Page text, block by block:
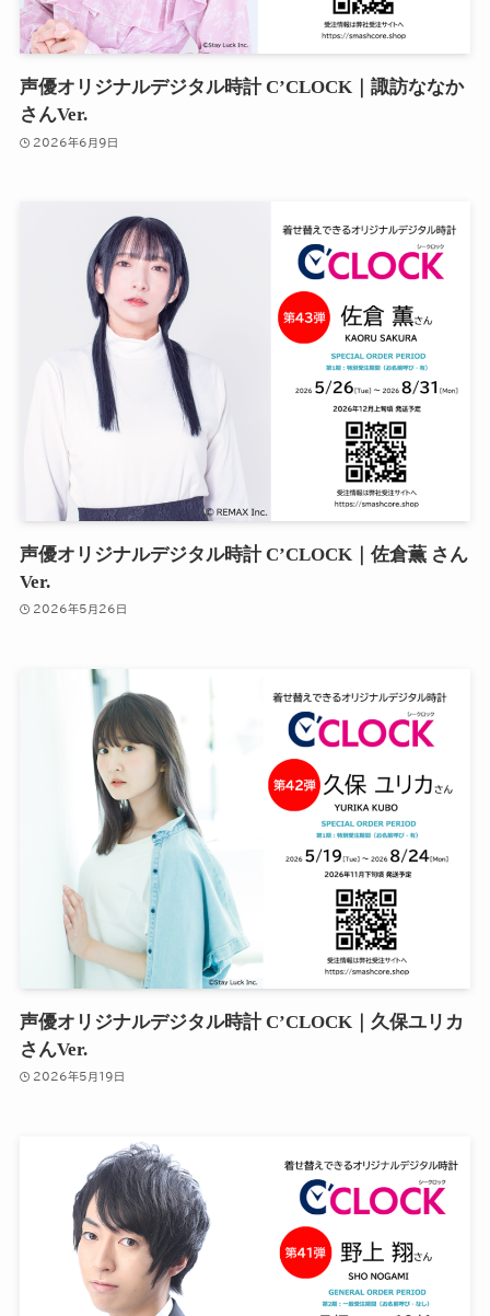
声優オリジナルデジタル時計 C’CLOCK｜諏訪ななか
さんVer.
2026年6月9日
声優オリジナルデジタル時計 C’CLOCK｜佐倉薫 さん
Ver.
2026年5月26日
声優オリジナルデジタル時計 C’CLOCK｜久保ユリカ
さんVer.
2026年5月19日